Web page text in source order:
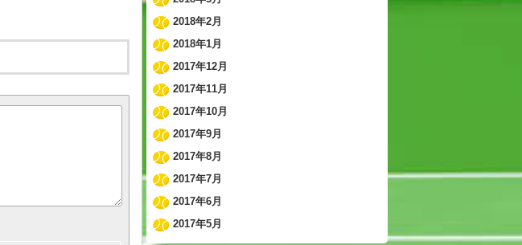
2018年2月
2018年1月
2017年12月
2017年11月
2017年10月
2017年9月
2017年8月
2017年7月
2017年6月
2017年5月